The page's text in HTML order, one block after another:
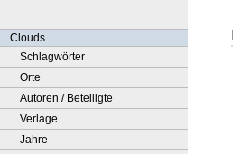
Clouds
Schlagwörter
Orte
Autoren / Beteiligte
Verlage
Jahre